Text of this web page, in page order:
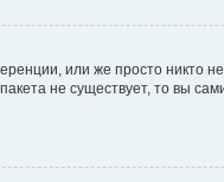
или же просто
не существует, то